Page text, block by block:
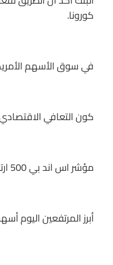
كورونا.
في سوق الأسهم الأمريكي اليوم فقد ارتفع
كون التعافي
مؤشر اس اند بي 500 ارتفع بحوالي 1%
أبرز المرتفعين اليوم